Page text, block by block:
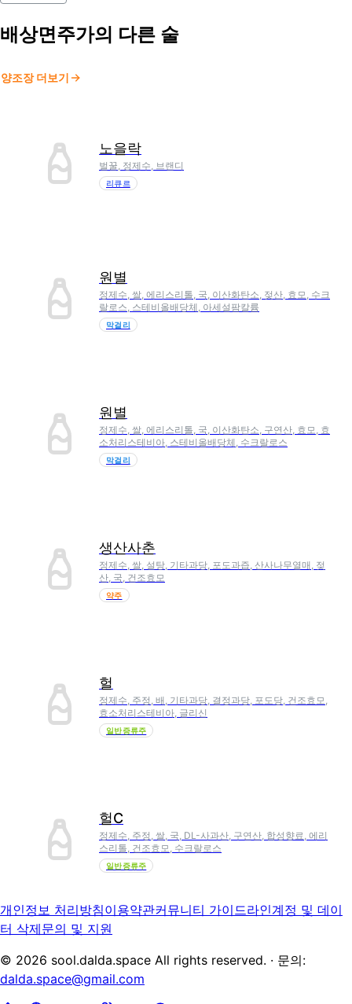
배상면주가의 다른 술
양조장 더보기
노을락
벌꿀, 정제수, 브랜디
리큐르
원별
정제수, 쌀, 에리스리톨, 국, 이산화탄소, 젖산, 효모, 수크
랄로스, 스테비올배당체, 아세설팜칼륨
막걸리
원별
정제수, 쌀, 에리스리톨, 국, 이산화탄소, 구연산, 효모, 효
소처리스테비아, 스테비올배당체, 수크랄로스
막걸리
생산사춘
정제수, 쌀, 설탕, 기타과당, 포도과즙, 산사나무열매, 젖
산, 국, 건조효모
약주
헐
정제수, 주정, 배, 기타과당, 결정과당, 포도당, 건조효모,
효소처리스테비아, 글리신
일반증류주
헐C
정제수, 주정, 쌀, 국, DL-사과산, 구연산, 합성향료, 에리
스리톨, 건조효모, 수크랄로스
일반증류주
개인정보 처리방침이용약관커뮤니티 가이드라인계정 및 데이
터 삭제문의 및 지원
© 2026 sool.dalda.space All rights reserved. · 문의:
dalda.space@gmail.com